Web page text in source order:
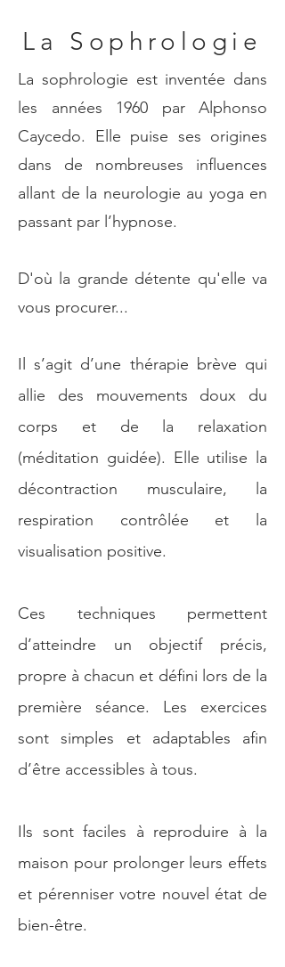
La Sophrologie
La sophrologie est inventée dans
les années 1960 par Alphonso
Caycedo. Elle puise ses origines
dans de nombreuses influences
allant de la neurologie au yoga en
passant par l’hypnose.
D'où la grande détente qu'elle va
vous procurer...
Il s’agit d’une thérapie brève qui
allie des mouvements doux du
corps et de la relaxation
(méditation guidée). Elle utilise la
décontraction musculaire, la
respiration contrôlée et la
visualisation positive.
Ces techniques permettent
d’atteindre un objectif précis,
propre à chacun et défini lors de la
première séance. Les exercices
sont simples et adaptables afin
d’être accessibles à tous.
Ils sont faciles à reproduire à la
maison pour prolonger leurs effets
et pérenniser votre nouvel état de
bien-être.